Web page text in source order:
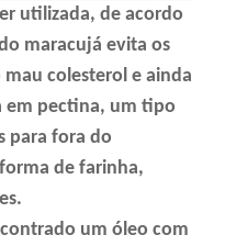
utilizada, de acordo
maracujá evita os
colesterol e ainda
em pectina, um tipo
para fora do
de farinha,
um óleo com